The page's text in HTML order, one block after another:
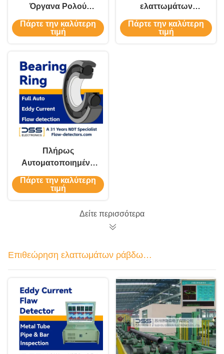
Όργανα Ρολού
Ρουλεμάν Eddy
Current για Μη
Πάρτε την καλύτερη
τιμή
ελαττωμάτων
συρματικού ρεύματος
περιστροφής
Πάρτε την καλύτερη
τιμή
Πλήρως
Αυτοματοποιημένη
Αποτελεσματική
Επιθεώρηση
Δακτυλίων Ρουλεμάν
Πάρτε την καλύτερη
τιμή
Δείτε περισσότερα
Επιθεώρηση ελαττωμάτων ράβδων
μεταλλικών σωλήνων